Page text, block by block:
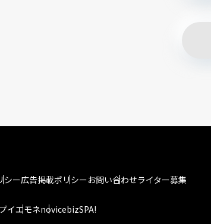
シー広告掲載ポリシーお問い合わせライター募集
イエモネnovicebizSPA!